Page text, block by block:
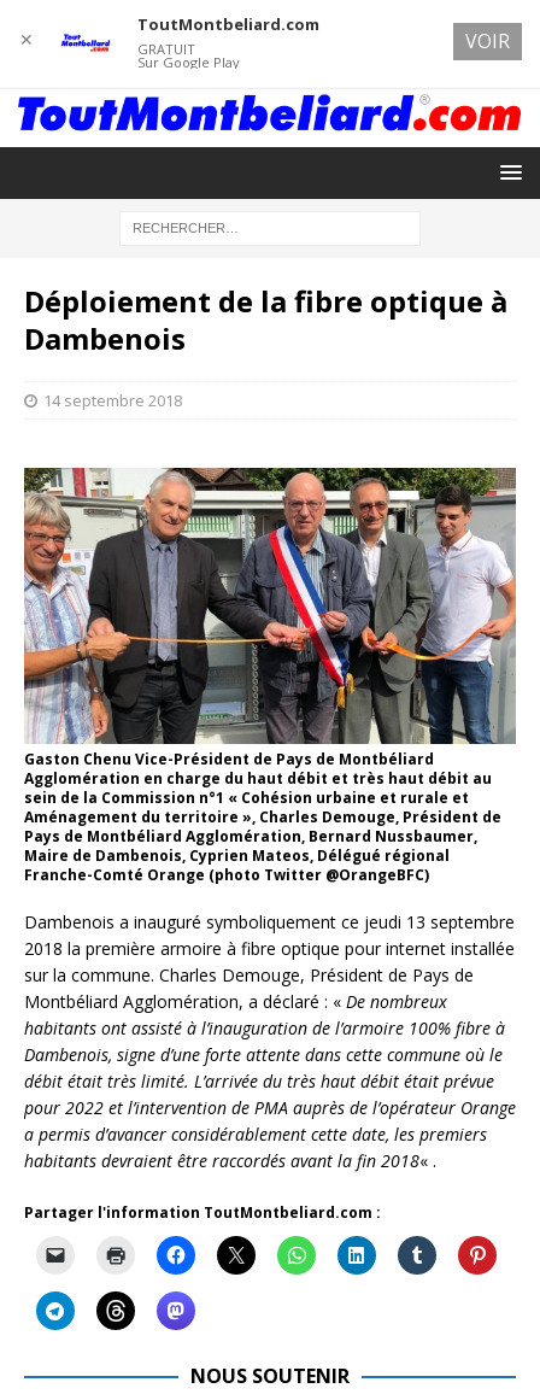
Déploiement de la fibre optique à
Dambenois
14 septembre 2018
Gaston Chenu Vice-Président de Pays de Montbéliard
Agglomération en charge du haut débit et très haut débit au
sein de la Commission n°1 « Cohésion urbaine et rurale et
Aménagement du territoire », Charles Demouge, Président de
Pays de Montbéliard Agglomération, Bernard Nussbaumer,
Maire de Dambenois, Cyprien Mateos, Délégué régional
Franche-Comté Orange (photo Twitter @OrangeBFC)
Dambenois a inauguré symboliquement ce jeudi 13 septembre
2018 la première armoire à fibre optique pour internet installée
sur la commune. Charles Demouge, Président de Pays de
Montbéliard Agglomération, a déclaré : « De nombreux
habitants ont assisté à l’inauguration de l’armoire 100% fibre à
Dambenois, signe d’une forte attente dans cette commune où le
débit était très limité. L’arrivée du très haut débit était prévue
pour 2022 et l’intervention de PMA auprès de l’opérateur Orange
a permis d’avancer considérablement cette date, les premiers
habitants devraient être raccordés avant la fin 2018« .
Partager l'information ToutMontbeliard.com :
NOUS SOUTENIR
✕
ToutMontbeliard.com
GRATUIT
Sur Google Play
VOIR